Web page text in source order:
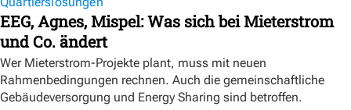
EEG, Agnes, Mispel: Was sich bei Mieterstrom
und Co. ändert
Wer Mieterstrom-Projekte plant, muss mit neuen
Rahmenbedingungen rechnen. Auch die gemeinschaftliche
Gebäudeversorgung und Energy Sharing sind betroffen.